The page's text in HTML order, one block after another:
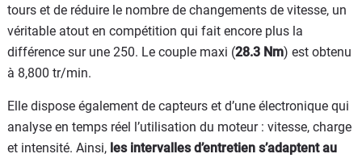
tours et de réduire le nombre de changements de vitesse, un
véritable atout en compétition qui fait encore plus la
différence sur une 250. Le couple maxi (28.3 Nm) est obtenu
à 8,800 tr/min.
Elle dispose également de capteurs et d’une électronique qui
analyse en temps réel l’utilisation du moteur : vitesse, charge
et intensité. Ainsi, les intervalles d’entretien s’adaptent au